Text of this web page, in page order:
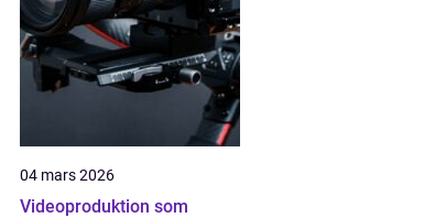
04 mars 2026
Videoproduktion som